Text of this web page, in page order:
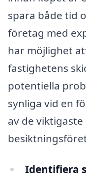
spara både tid
företag med
har möjlighet
fastighetens
potentiella
synliga vid en
av de
Identifiera